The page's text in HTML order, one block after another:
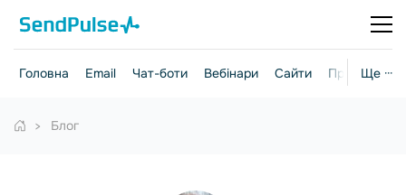
Ще ···
Головна Email Чат-боти Вебінари Сайти Практичні
Блог